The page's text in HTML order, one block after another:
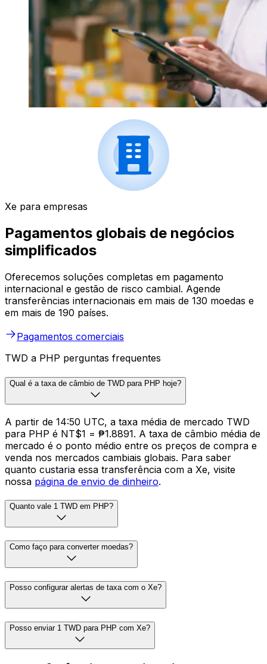
Xe para empresas
Pagamentos globais de negócios
simplificados
Oferecemos soluções completas em pagamento
internacional e gestão de risco cambial. Agende
transferências internacionais em mais de 130 moedas e
em mais de 190 países.
Pagamentos comerciais
TWD a PHP perguntas frequentes
Qual é a taxa de câmbio de TWD para PHP hoje?
A partir de 14:50 UTC, a taxa média de mercado TWD
para PHP é NT$1 = ₱1.8891. A taxa de câmbio média de
mercado é o ponto médio entre os preços de compra e
venda nos mercados cambiais globais. Para saber
quanto custaria essa transferência com a Xe, visite
nossa página de envio de dinheiro.
Quanto vale 1 TWD em PHP?
Como faço para converter moedas?
Posso configurar alertas de taxa com o Xe?
Posso enviar 1 TWD para PHP com Xe?